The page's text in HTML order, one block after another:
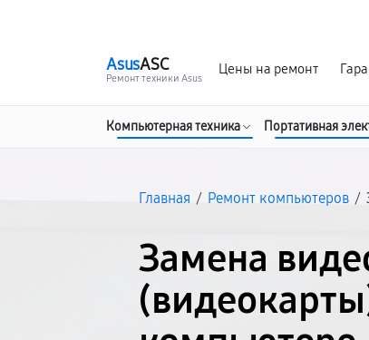
AsusASC
Ремонт техники Asus
Цены на ремонт
Компьютерная техника Портативная
Главная / Ремонт компьютеров /
Замена